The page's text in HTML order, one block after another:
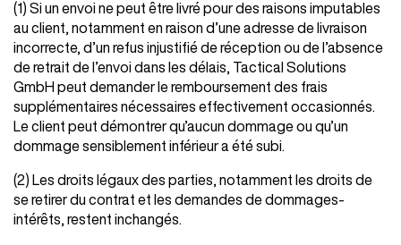
(1) Si un envoi ne peut être livré pour des raisons imputables
au client, notamment en raison d’une adresse de livraison
incorrecte, d’un refus injustifié de réception ou de l’absence
de retrait de l’envoi dans les délais, Tactical Solutions
GmbH peut demander le remboursement des frais
supplémentaires nécessaires effectivement occasionnés.
Le client peut démontrer qu’aucun dommage ou qu’un
dommage sensiblement inférieur a été subi.
(2) Les droits légaux des parties, notamment les droits de
se retirer du contrat et les demandes de dommages-
intérêts, restent inchangés.